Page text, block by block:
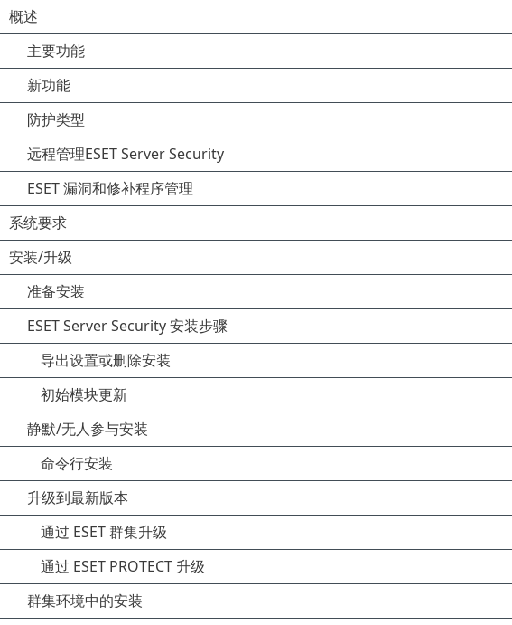
概述
主要功能
新功能
防护类型
远程管理ESET Server Security
ESET 漏洞和修补程序管理
系统要求
安装/升级
准备安装
ESET Server Security 安装步骤
导出设置或删除安装
初始模块更新
静默/无人参与安装
命令行安装
升级到最新版本
通过 ESET 群集升级
通过 ESET PROTECT 升级
群集环境中的安装